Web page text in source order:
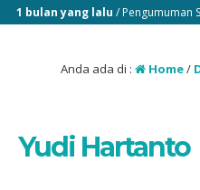
1 bulan yang lalu/ Pengumuman
Anda ada di : Home/
Yudi Hartanto